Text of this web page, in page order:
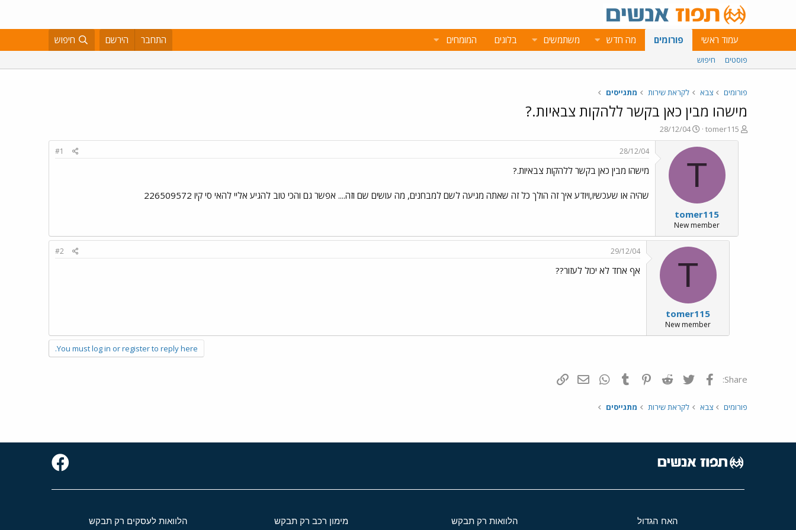
עמוד ראשי פורומים מה חדש משתמשים בלוגים המומחים התחבר הירשם חיפוש
פוסטים חיפוש
פורומים צבא לקראת שירות מתגייסים
מישהו מבין כאן בקשר ללהקות צבאיות.?
פ
ו
tomer115
פ
ו
ר
א
ר
ך
28/12/04
T
tomer115
New member
28/12/04
#1
מישהו מבין כאן בקשר ללהקות צבאיות.?
שהיה או שעכשיו,ויודע איך זה הולך כל זה שאתה מגיעה לשם למבחנים, מה עושים שם וזה.... אפשר גם והכי טוב להגיע אליי להאי סי קיו 226509572
T
tomer115
New member
29/12/04
#2
אף אחד לא יכול לעזור??
You must log in or register to reply here.
Share: פייסבוק Twitter
Reddit
Pinterest
Tumblr
WhatsAppדואר אלקטרוני
פורומים צבא לקראת שירות מתגייסים
האח הגדול הלוואות רק תבקש מימון רכב רק תבקש הלוואות לעסקים רק תבקש